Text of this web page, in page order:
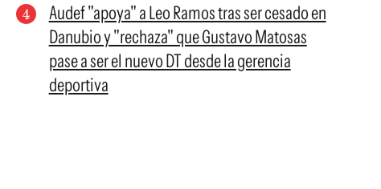
Audef "apoya" a Leo Ramos tras ser cesado en
Danubio y "rechaza" que Gustavo Matosas
pase a ser el nuevo DT desde la gerencia
deportiva